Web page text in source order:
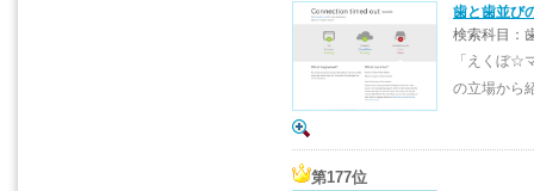
歯と歯並び
検索科目：
「えくぼ☆
の立場から
第177位